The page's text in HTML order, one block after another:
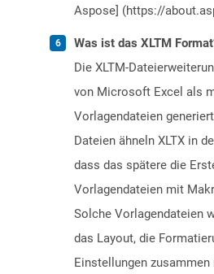
Aspose] (https://
Was ist das XLTM
Die XLTM-
von Microsoft Excel als
Vorlagendateien
Dateien ähneln XLTX in
dass das spätere die
Vorlagendateien mit
Solche Vorlagendateien
das Layout, die
Einstellungen